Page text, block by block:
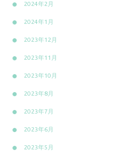
2024年2月
2024年1月
2023年12月
2023年11月
2023年10月
2023年8月
2023年7月
2023年6月
2023年5月